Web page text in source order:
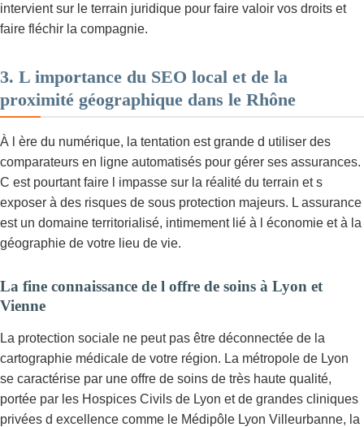
intervient sur le terrain juridique pour faire valoir vos droits et
faire fléchir la compagnie.
3. L importance du SEO local et de la
proximité géographique dans le Rhône
À l ère du numérique, la tentation est grande d utiliser des
comparateurs en ligne automatisés pour gérer ses assurances.
C est pourtant faire l impasse sur la réalité du terrain et s
exposer à des risques de sous protection majeurs. L assurance
est un domaine territorialisé, intimement lié à l économie et à la
géographie de votre lieu de vie.
La fine connaissance de l offre de soins à Lyon et
Vienne
La protection sociale ne peut pas être déconnectée de la
cartographie médicale de votre région. La métropole de Lyon
se caractérise par une offre de soins de très haute qualité,
portée par les Hospices Civils de Lyon et de grandes cliniques
privées d excellence comme le Médipôle Lyon Villeurbanne, la